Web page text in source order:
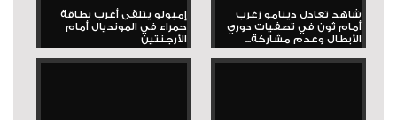
شاهد تعادل دينامو زغرب
أمام ثون في تصفيات دوري
الأبطال وعدم مشاركة...
إمبولو يتلقى أغرب بطاقة
حمراء في المونديال أمام
الأرجنتين